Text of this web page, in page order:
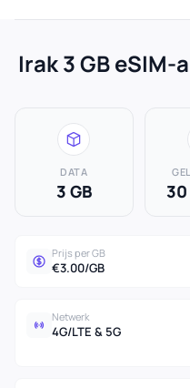
Irak 3 GB
DATA
3 GB
Prijs per GB
€3.00/GB
Netwerk
4G/LTE & 5G